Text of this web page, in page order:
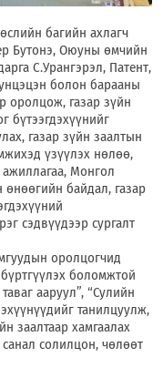
багийн ахлагч
Бутонэ, Оюуны өмчийн
С.Урангэрэл, Патент,
болон барааны
оролцож, газар зүйн
бүтээгдэхүүнийг
газар зүйн заалтын
үзүүлэх нөлөө,
Монгол
өнөөгийн байдал, газар
сэдвүүдээр сургалт
оролцогчид
боломжтой
ааруул”, “Сулийн
танилцуулж,
заалтаар хамгаалах
солилцон, чөлөөт